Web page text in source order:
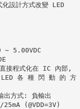
設計方式改變 LED
~ 5.00VDC
接程式化在 IC 內部,
各 種 閃 動 的
方式: 負輸出
(@VDD=3V)